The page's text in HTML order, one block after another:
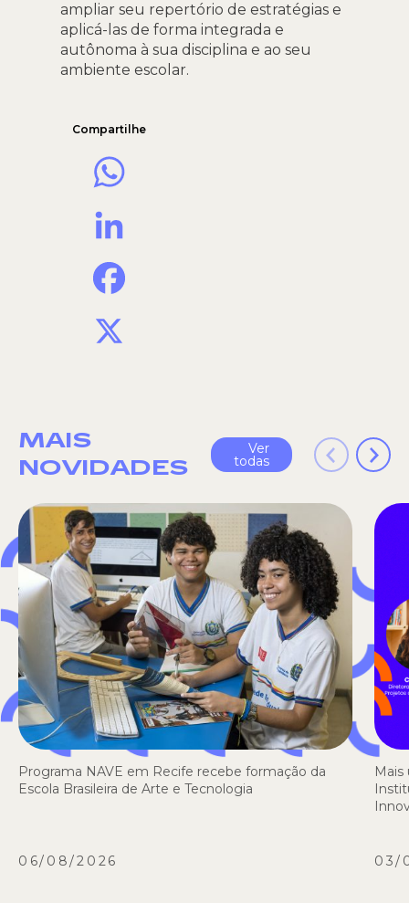
ampliar seu repertório de estratégias e
aplicá-las de forma integrada e
autônoma à sua disciplina e ao seu
ambiente escolar.
Compartilhe
MAIS
NOVIDADES
Ver
todas
Programa NAVE em Recife recebe formação da
Escola Brasileira de Arte e Tecnologia
06/08/2026 03/